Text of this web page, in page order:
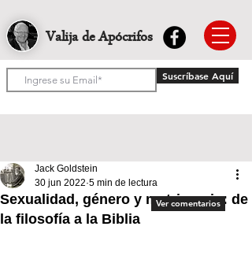
Valija de Apócrifos
Suscríbase Aquí
Sexualidad, género y matrimonio: de
la filosofía a la Biblia
Jack Goldstein
30 jun 2022 5 min de lectura
Ver comentarios